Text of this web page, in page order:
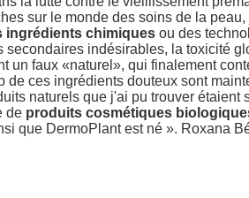
sur le monde des soins de la
ingrédients chimiques ou des
indésirables, la toxicité
un faux «naturel», qui finalement
ces ingrédients douteux sont
naturels que j'ai pu trouver étaient
de produits cosmétiques
que DermoPlant est né ». Roxana